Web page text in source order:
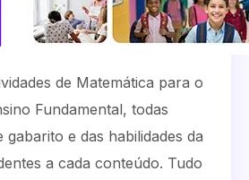
de Matemática para o
Fundamental, todas
gabarito e das habilidades da
a cada conteúdo. Tudo